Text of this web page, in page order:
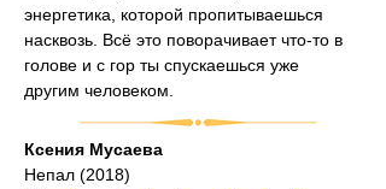
энергетика, которой пропитываешься
насквозь. Всё это поворачивает что-то в
голове и с гор ты спускаешься уже
другим человеком.
Ксения Мусаева
Непал (2018)